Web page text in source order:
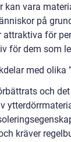
vara
på
för
för dem som
med olika
och
kräver